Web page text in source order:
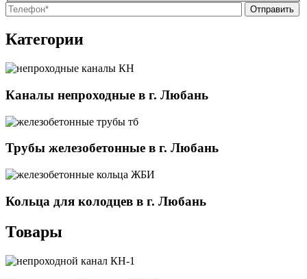
Категории
Каналы непроходные в г. Любань
Трубы железобетонные в г. Любань
Кольца для колодцев в г. Любань
Товары